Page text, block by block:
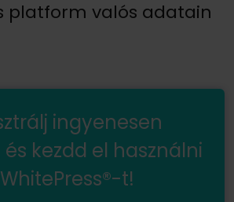
platform valós adatain
ingyenesen
kezdd el használni
t!